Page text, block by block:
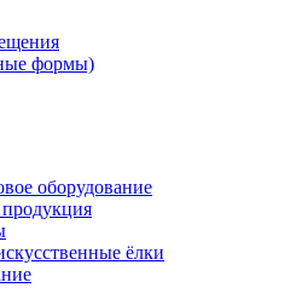
формы)
оборудование
ёлки